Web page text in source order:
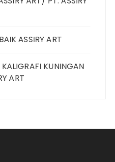
ASSIRY ART
KUNINGAN
ART